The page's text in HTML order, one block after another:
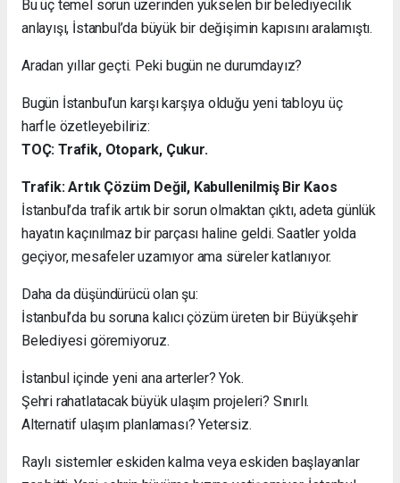
Bu üç temel sorun üzerinden yükselen bir belediyecilik
anlayışı, İstanbul’da büyük bir değişimin kapısını aralamıştı.
Aradan yıllar geçti. Peki bugün ne durumdayız?
Bugün İstanbul’un karşı karşıya olduğu yeni tabloyu üç
harfle özetleyebiliriz:
TOÇ: Trafik, Otopark, Çukur.
Trafik: Artık Çözüm Değil, Kabullenilmiş Bir Kaos
İstanbul’da trafik artık bir sorun olmaktan çıktı, adeta günlük
hayatın kaçınılmaz bir parçası haline geldi. Saatler yolda
geçiyor, mesafeler uzamıyor ama süreler katlanıyor.
Daha da düşündürücü olan şu:
İstanbul’da bu soruna kalıcı çözüm üreten bir Büyükşehir
Belediyesi göremiyoruz.
İstanbul içinde yeni ana arterler? Yok.
Şehri rahatlatacak büyük ulaşım projeleri? Sınırlı.
Alternatif ulaşım planlaması? Yetersiz.
Raylı sistemler eskiden kalma veya eskiden başlayanlar